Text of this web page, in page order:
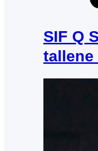
SIF Q
tallene